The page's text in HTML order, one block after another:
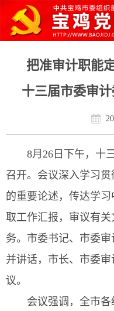
把准审计职能
十三届市委审
8月26日下午，十
召开。会议深入学习
的重要论述，传达学
取工作汇报，审议有
务。市委书记、市委
并讲话，市长、市委
议。
会议强调，全市